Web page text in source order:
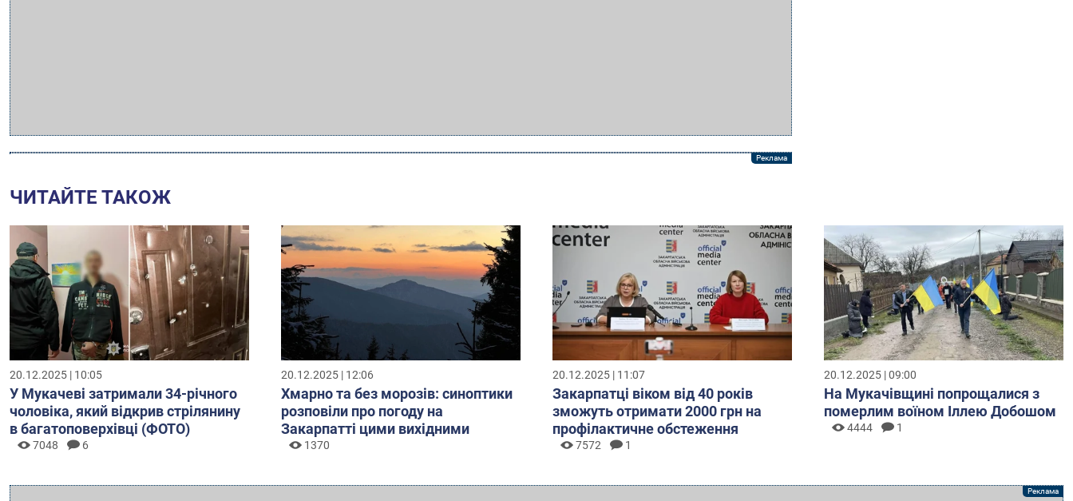
ЧИТАЙТЕ ТАКОЖ
20.12.2025 | 10:05
У Мукачеві затримали 34-річного
чоловіка, який відкрив стрілянину
в багатоповерхівці (ФОТО)
7048 6
20.12.2025 | 12:06
Хмарно та без морозів: синоптики
розповіли про погоду на
Закарпатті цими вихідними
1370
20.12.2025 | 11:07
Закарпатці віком від 40 років
зможуть отримати 2000 грн на
профілактичне обстеження
7572 1
20.12.2025 | 09:00
На Мукачівщині попрощалися з
померлим воїном Іллею Добошом
4444 1